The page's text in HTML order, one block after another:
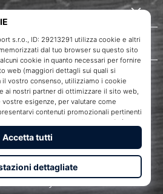
WePlayHandball.it
třída 1666/106, Brno, 614 00
fiscale: CZ29213291
WePlayHandball.it